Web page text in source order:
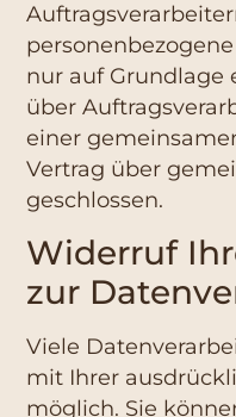
nur auf Grundlage
über
einer
Vertrag über
geschlossen.
Widerruf
zur
Viele
mit Ihrer
möglich. Sie